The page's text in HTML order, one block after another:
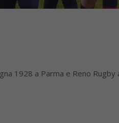
1928 a Parma e Reno